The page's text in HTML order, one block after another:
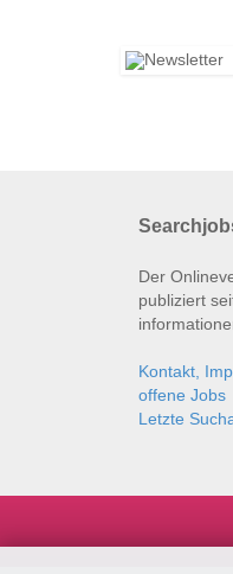
Der
publiziert
Kontakt,
offene Jobs
Letzte